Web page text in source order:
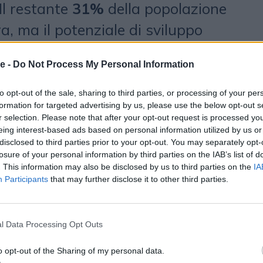
- Do Not Process My Personal Information
opt-out of the sale, sharing to third parties, or processing of your
for targeted advertising by us, please use the below opt-out
selection. Please note that after your opt-out request is processed
interest-based ads based on personal information utilized by us
to third parties prior to your opt-out. You may separately
of your personal information by third parties on the IAB’s list of
This information may also be disclosed by us to third parties on the
Participants that may further disclose it to other third parties.
Data Processing Opt Outs
opt-out of the Sharing of my personal data.
restante 31% della popolazione
ma il potenziale di sviluppo
sperimentarla in futuro. A
sono soprattutto le preferenze
dei contenuti, con una
la lettura tradizionale e la
scritto consenta una
sempre più apprezzata
riceve giudizi molto positivi. Il
definisce eccellente o molto